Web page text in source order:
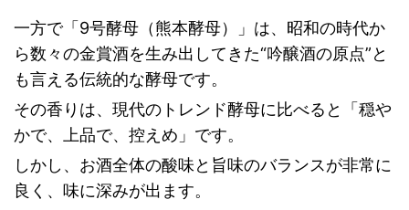
一方で「9号酵母（熊本酵母）」は、昭和の時代か
ら数々の金賞酒を生み出してきた“吟醸酒の原点”と
も言える伝統的な酵母です。
その香りは、現代のトレンド酵母に比べると「穏や
かで、上品で、控えめ」です。
しかし、お酒全体の酸味と旨味のバランスが非常に
良く、味に深みが出ます。